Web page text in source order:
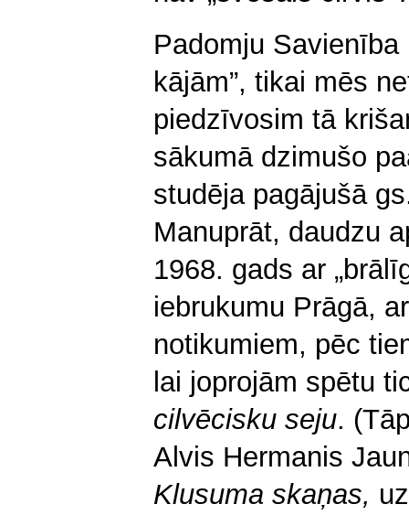
Padomju Savienība
kājām”, tikai mēs
piedzīvosim tā
sākumā dzimušo
studēja pagājušā
Manuprāt, daudzu
1968. gads ar
iebrukumu Prāgā,
notikumiem, pēc
lai joprojām spētu
cilvēcisku seju.
Alvis Hermanis
Klusuma skaņas,